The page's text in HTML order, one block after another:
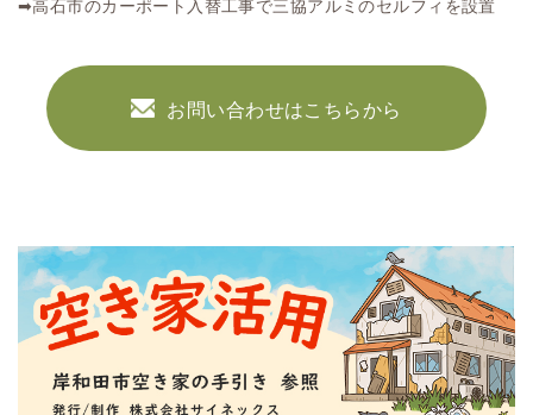
➡高石市のカーポート入替工事で三協アルミのセルフィを設置
お問い合わせはこちらから